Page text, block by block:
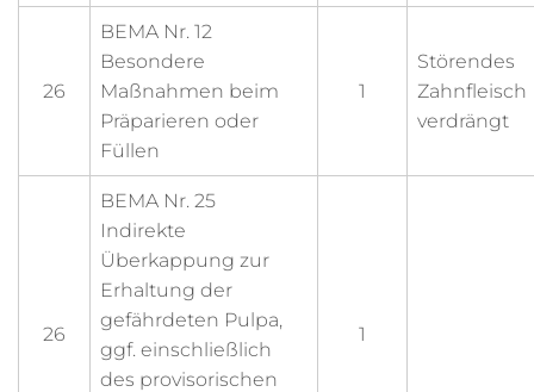
26
BEMA Nr. 12
Besondere
Maßnahmen beim
Präparieren oder
Füllen
1
Störendes
Zahnfleisch
verdrängt
26
BEMA Nr. 25
Indirekte
Überkappung zur
Erhaltung der
gefährdeten Pulpa,
ggf. einschließlich
des provisorischen
1